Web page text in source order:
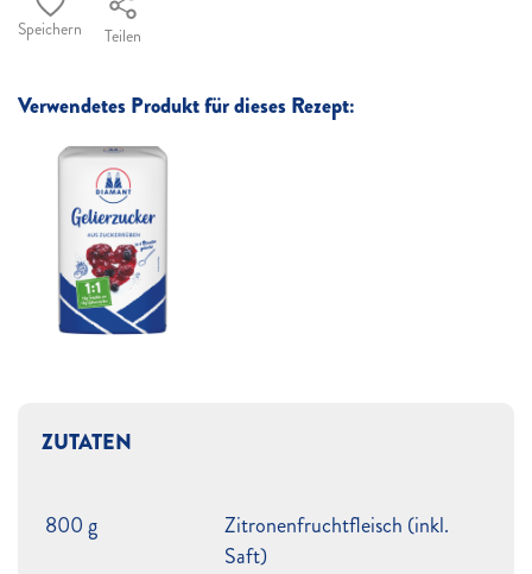
Speichern Teilen
Verwendetes Produkt für dieses Rezept:
ZUTATEN
800 g
Zitronenfruchtfleisch (inkl.
Saft)